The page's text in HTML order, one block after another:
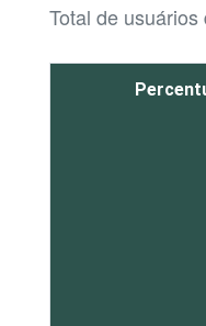
Total de usuários